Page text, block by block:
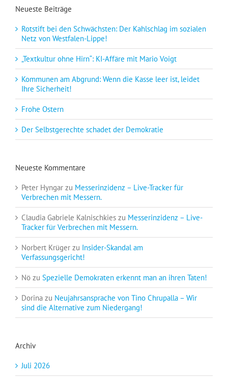
Neueste Beiträge
Rotstift bei den Schwächsten: Der Kahlschlag im sozialen
Netz von Westfalen-Lippe!
„Textkultur ohne Hirn“: KI-Affäre mit Mario Voigt
Kommunen am Abgrund: Wenn die Kasse leer ist, leidet
Ihre Sicherheit!
Frohe Ostern
Der Selbstgerechte schadet der Demokratie
Neueste Kommentare
Peter Hyngar zu Messerinzidenz – Live-Tracker für
Verbrechen mit Messern.
Claudia Gabriele Kalnischkies zu Messerinzidenz – Live-
Tracker für Verbrechen mit Messern.
Norbert Krüger zu Insider-Skandal am
Verfassungsgericht!
Nö zu Spezielle Demokraten erkennt man an ihren Taten!
Dorina zu Neujahrsansprache von Tino Chrupalla – Wir
sind die Alternative zum Niedergang!
Archiv
Juli 2026